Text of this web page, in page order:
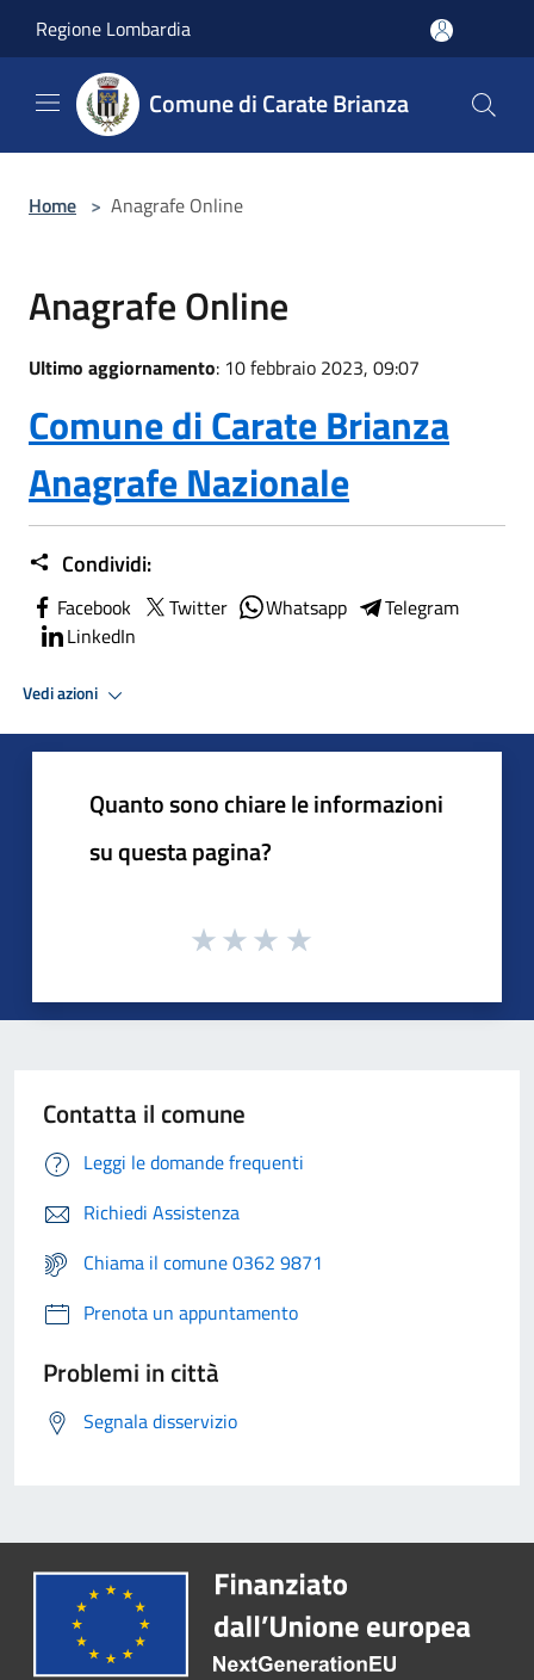
Regione Lombardia
Comune di Carate Brianza
Home > Anagrafe Online
Anagrafe Online
Ultimo aggiornamento: 10 febbraio 2023, 09:07
Comune di Carate Brianza
Anagrafe Nazionale
Condividi:
Facebook Twitter Whatsapp
Telegram
LinkedIn
Vedi azioni
Quanto sono chiare le informazioni
su questa pagina?
Contatta il comune
Leggi le domande frequenti
Richiedi Assistenza
Chiama il comune 0362 9871
Prenota un appuntamento
Problemi in città
Segnala disservizio